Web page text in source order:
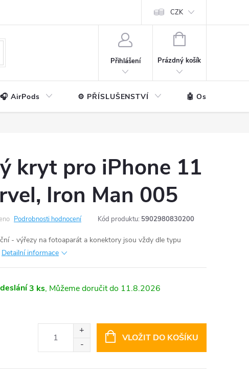
CZK
Přihlášení
NÁKUPNÍ
Prázdný košík
🎧 AirPods ⚙️ PŘÍSLUŠENSTVÍ 🤖 Ostatní
kryt pro iPhone 11
Iron Man 005
Podrobnosti hodnocení Kód produktu: 5902980830200
- výřezy na fotoaparát a konektory jsou vždy dle typu
Detailní informace
3 ks 11.8.2026
VLOŽIT DO KOŠÍKU